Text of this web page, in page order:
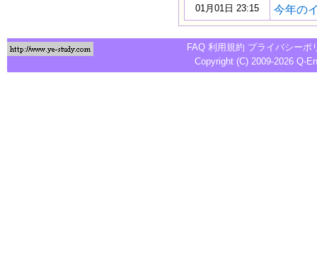
01月01日 23:15 今年の
FAQ 利用規約 プライバシーポ
Copyright (C) 2009-2026 Q-